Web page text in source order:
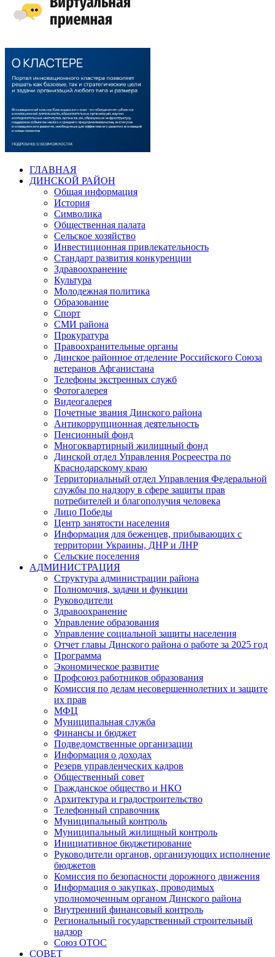
ГЛАВНАЯ
ДИНСКОЙ РАЙОН
Общая информация
История
Символика
Общественная палата
Сельское хозяйство
Инвестиционная привлекательность
Стандарт развития конкуренции
Здравоохранение
Культура
Молодежная политика
Образование
Спорт
СМИ района
Прокуратура
Правоохранительные органы
Динское районное отделение Российского Союза
ветеранов Афганистана
Телефоны экстренных служб
Фотогалерея
Видеогалерея
Почетные звания Динского района
Антикоррупционная деятельность
Пенсионный фонд
Многоквартирный жилищный фонд
Динской отдел Управления Росреестра по
Краснодарскому краю
Территориальный отдел Управления Федеральной
службы по надзору в сфере защиты прав
потребителей и благополучия человека
Лицо Победы
Центр занятости населения
Информация для беженцев, прибывающих с
территории Украины, ДНР и ЛНР
Сельские поселения
АДМИНИСТРАЦИЯ
Структура администрации района
Полномочия, задачи и функции
Руководители
Здравоохранение
Управление образования
Управление социальной защиты населения
Отчет главы Динского района о работе за 2025 год
Программа
Экономическое развитие
Профсоюз работников образования
Комиссия по делам несовершеннолетних и защите
их прав
МФЦ
Муниципальная служба
Финансы и бюджет
Подведомственные организации
Информация о доходах
Резерв управленческих кадров
Общественный совет
Гражданское общество и НКО
Архитектура и градостроительство
Телефонный справочник
Муниципальный контроль
Муниципальный жилищный контроль
Инициативное бюджетирование
Руководители органов, организующих исполнение
бюджетов
Комиссия по безопасности дорожного движения
Информация о закупках, проводимых
уполномоченным органом Динского района
Внутренний финансовый контроль
Региональный государственный строительный
надзор
Союз ОТОС
СОВЕТ